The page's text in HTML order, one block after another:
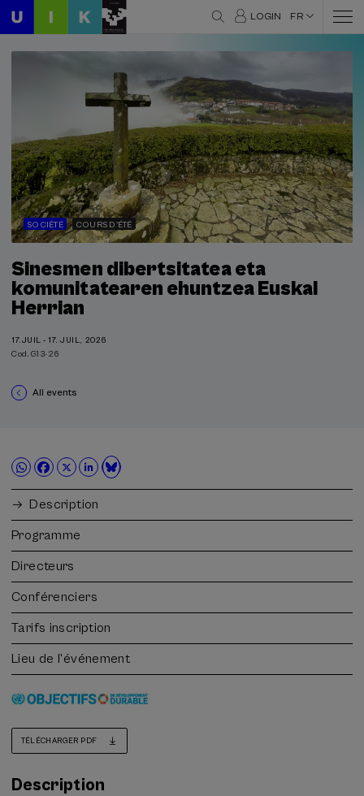
LOGIN FR
SOCIÉTÉ COURS D'ÉTÉ
Sinesmen dibertsitatea eta
komunitatearen ehuntzea Euskal
Herrian
17.JUIL - 17. JUIL, 2026
Cod. G13-26
All events
Description
Programme
Directeurs
Conférenciers
Tarifs inscription
Lieu de l'événement
TÉLÉCHARGER PDF
Description